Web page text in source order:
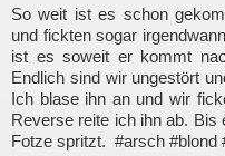
So weit ist es schon
und fickten sogar
ist es soweit er kommt
Endlich sind wir ungestört
Ich blase ihn an und wir
Reverse reite ich ihn ab.
Fotze spritzt. #arsch #blond